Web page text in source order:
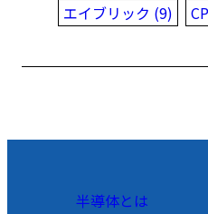
エイブリック (9)
半導体とは